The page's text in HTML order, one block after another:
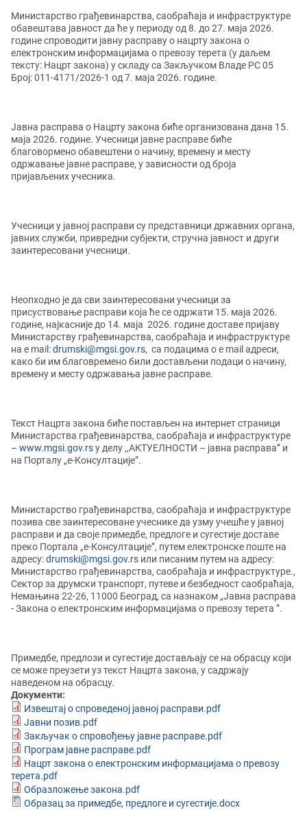
Министарствo грађевинарства, саобраћаја и инфраструктуре
обавештава јавност да ће у периоду од 8. до 27. маја 2026.
године спроводити јавну расправу о нацрту законa о
електронским информацијама о превозу теретa (у даљем
тексту: Нацрт закона) у складу са Закључком Владе РС 05
Број: 011-4171/2026-1 од 7. маја 2026. године.
Јавна расправа о Нацрту закона биће организована дана 15.
маја 2026. године. Учесници јавне расправе биће
благовормено обавештени о начину, времену и месту
одржавање јавне расправе, у зависности од броја
пријављених учесника.
Учесници у јавној расправи су представници државних органа,
јавних служби, привредни субјекти, стручна јавност и други
заинтересовани учесници.
Неопходно је да сви заинтересовани учесници за
присуствовање расправи која ће се одржати 15. маја 2026.
године, најкасније до 14. маја 2026. године доставе пријаву
Министарству грађевинарства, саобраћаја и инфраструктуре
на e mail:drumski@mgsi.gov.rs, са подацима о e mail адреси,
како би им благовремено били достављени подаци о начину,
времену и месту одржавања јавне расправе.
Текст Нацрта закона биће постављен на интернет страници
Министарства грађевинарства, саобраћаја и инфраструктуре
– www.mgsi.gov.rsу делу ,,АКТУЕЛНОСТИ – јавна расправа” и
на Порталу „е-Консултације”.
Министарство грађевинарства, саобраћаја и инфраструктуре
позива све заинтересоване учеснике да узму учешће у јавној
расправи и да своје примедбе, предлоге и сугестије доставе
преко Портала „е-Консултације”, путем електронске поште на
адресу:drumski@mgsi.gov.rs или писaним путем на адресу:
Министарство грађевинарства, саобраћаја и инфраструктуре.,
Сектор за друмски транспорт, путеве и безбедност саобраћаја,
Немањина 22-26, 11000 Београд, са назнаком „Јавна расправа
- Законa о електронским информацијама о превозу теретa ”.
Примедбе, предлози и сугестије достављају се на обрасцу који
се може преузети уз текст Нацрта закона, у садржају
наведеном на обрасцу.
Документи:
Извештај о спроведеној јавној расправи.pdf
Јавни позив.pdf
Закључак о спровођењу јавне расправе.pdf
Програм јавне расправе.pdf
Нацрт закона о електронским информацијама о превозу
терета.pdf
Образложење закона.pdf
Образац за примедбе, предлоге и сугестије.docx